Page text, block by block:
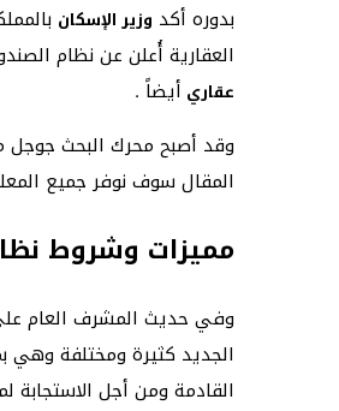
بدوره أكد وزير الإسكان
العقارية أُعلن عن نظام
عقاري أيضاً .
وقد أصبح محرك البحث جوجل
المقال سوف نوفر جميع
مميزات وشروط
وفي حديث المشرف العام
الجديد كثيرة ومختلفة وهي
القادمة ومن أجل الاستجابة